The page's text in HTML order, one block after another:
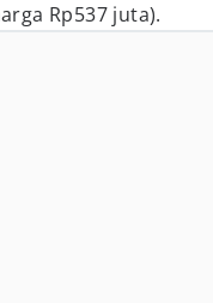
Rp537 juta).